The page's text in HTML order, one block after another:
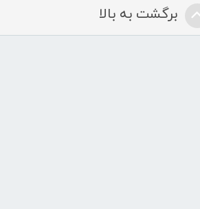
برگشت به بالا